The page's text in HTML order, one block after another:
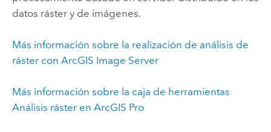
datos ráster y de imágenes.
Más información sobre la realización de análisis de
ráster con ArcGIS Image Server
Más información sobre la caja de herramientas
Análisis ráster en ArcGIS Pro